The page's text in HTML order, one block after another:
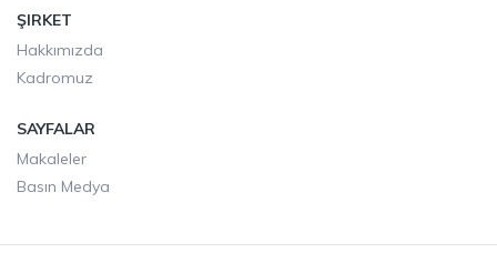
ŞIRKET
Hakkımızda
Kadromuz
SAYFALAR
Makaleler
Basın Medya